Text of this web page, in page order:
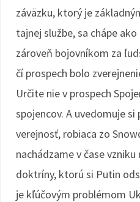
záväzku, ktorý je
tajnej službe, sa chápe
zároveň bojovníkom za
čí prospech bolo
Určite nie v prospech
spojencov. A uvedomuje
verejnosť, robiaca zo
nachádzame v čase
doktríny, ktorú si Putin
je kľúčovým problémom